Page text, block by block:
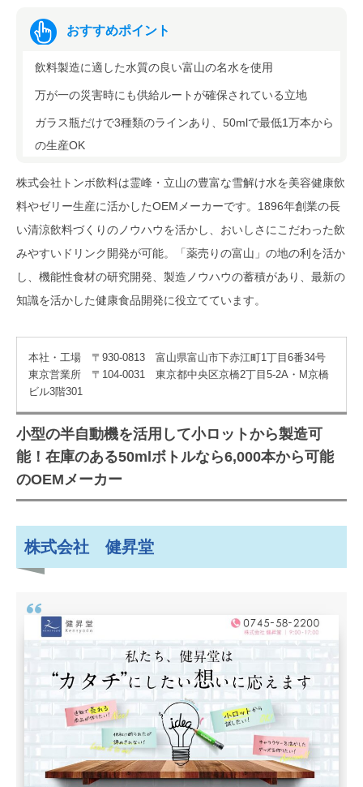
おすすめポイント
飲料製造に適した水質の良い富山の名水を使用
万が一の災害時にも供給ルートが確保されている立地
ガラス瓶だけで3種類のラインあり、50mlで最低1万本から
の生産OK
株式会社トンボ飲料は霊峰・立山の豊富な雪解け水を美容健康飲
料やゼリー生産に活かしたOEMメーカーです。1896年創業の長
い清涼飲料づくりのノウハウを活かし、おいしさにこだわった飲
みやすいドリンク開発が可能。「薬売りの富山」の地の利を活か
し、機能性食材の研究開発、製造ノウハウの蓄積があり、最新の
知識を活かした健康食品開発に役立てています。
本社・工場 〒930-0813 富山県富山市下赤江町1丁目6番34号
東京営業所 〒104-0031 東京都中央区京橋2丁目5-2A・M京橋
ビル3階301
小型の半自動機を活用して小ロットから製造可
能！在庫のある50mlボトルなら6,000本から可能
のOEMメーカー
株式会社 健昇堂